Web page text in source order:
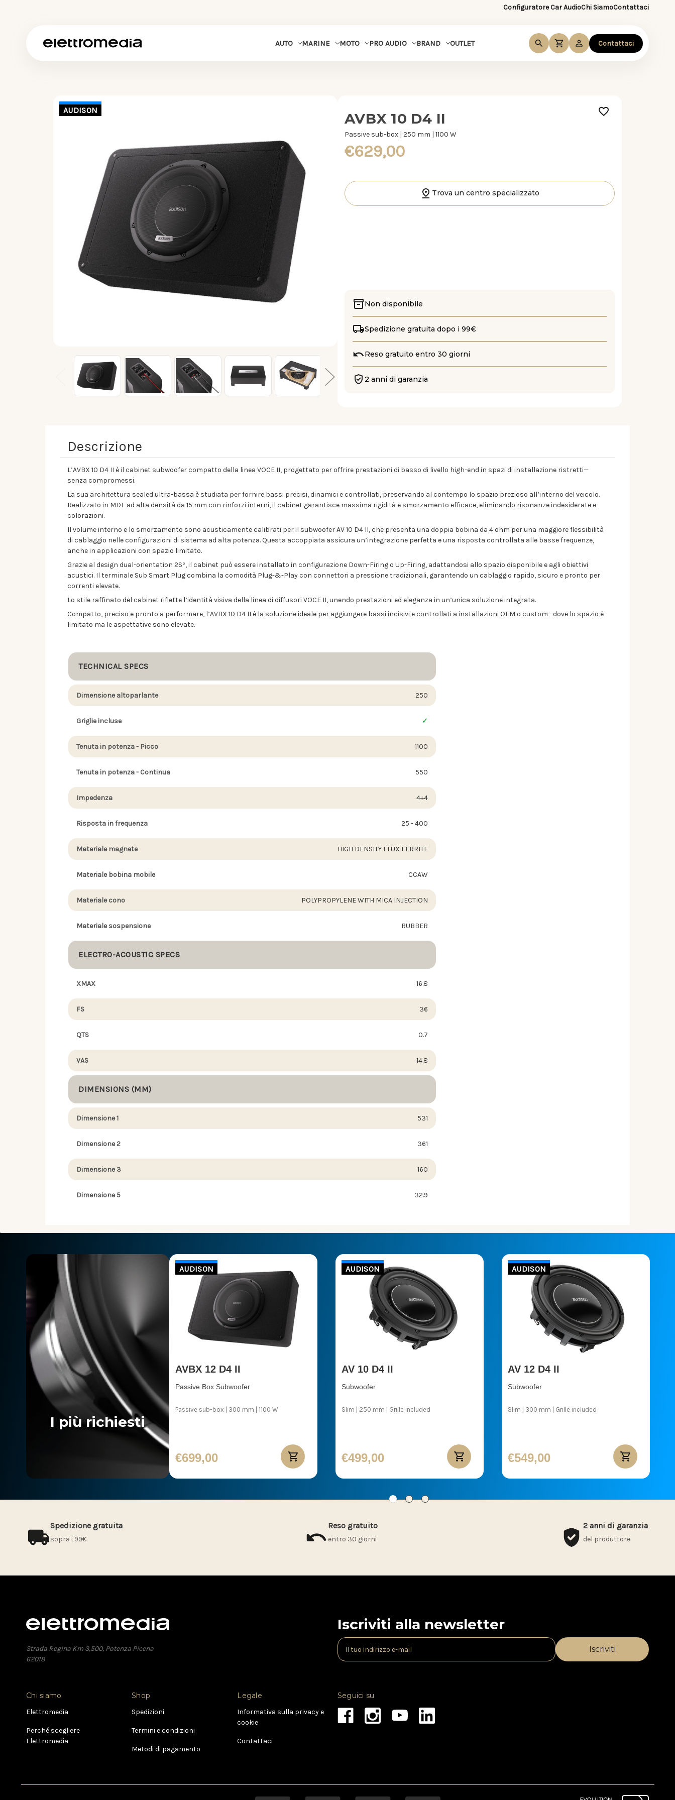
Configuratore Car AudioChi SiamoContattaci
AUTO MARINE MOTO PRO AUDIO BRAND OUTLET Contattaci
AUDISON AVBX 10 D4 II
Passive sub-box | 250 mm | 1100 W
€629,00
Trova un centro specializzato
Non disponibile
Spedizione gratuita dopo i 99€
Reso gratuito entro 30 giorni
2 anni di garanzia
Descrizione
L’AVBX 10 D4 II è il cabinet subwoofer compatto della linea VOCE II, progettato per offrire prestazioni di basso di livello high-end in spazi di installazione ristretti—
senza compromessi.
La sua architettura sealed ultra-bassa è studiata per fornire bassi precisi, dinamici e controllati, preservando al contempo lo spazio prezioso all’interno del veicolo.
Realizzato in MDF ad alta densità da 15 mm con rinforzi interni, il cabinet garantisce massima rigidità e smorzamento efficace, eliminando risonanze indesiderate e
colorazioni.
Il volume interno e lo smorzamento sono acusticamente calibrati per il subwoofer AV 10 D4 II, che presenta una doppia bobina da 4 ohm per una maggiore flessibilità
di cablaggio nelle configurazioni di sistema ad alta potenza. Questa accoppiata assicura un’integrazione perfetta e una risposta controllata alle basse frequenze,
anche in applicazioni con spazio limitato.
Grazie al design dual-orientation 2S², il cabinet può essere installato in configurazione Down-Firing o Up-Firing, adattandosi allo spazio disponibile e agli obiettivi
acustici. Il terminale Sub Smart Plug combina la comodità Plug-&-Play con connettori a pressione tradizionali, garantendo un cablaggio rapido, sicuro e pronto per
correnti elevate.
Lo stile raffinato del cabinet riflette l’identità visiva della linea di diffusori VOCE II, unendo prestazioni ed eleganza in un’unica soluzione integrata.
Compatto, preciso e pronto a performare, l’AVBX 10 D4 II è la soluzione ideale per aggiungere bassi incisivi e controllati a installazioni OEM o custom—dove lo spazio è
limitato ma le aspettative sono elevate.
TECHNICAL SPECS
Dimensione altoparlante 250
Griglie incluse
Tenuta in potenza - Picco 1100
Tenuta in potenza - Continua 550
Impedenza 4+4
Risposta in frequenza 25 - 400
Materiale magnete HIGH DENSITY FLUX FERRITE
Materiale bobina mobile CCAW
Materiale cono POLYPROPYLENE WITH MICA INJECTION
Materiale sospensione RUBBER
ELECTRO-ACOUSTIC SPECS
XMAX 16.8
FS 36
QTS 0.7
VAS 14.8
DIMENSIONS (MM)
Dimensione 1 531
Dimensione 2 361
Dimensione 3 160
Dimensione 5 32.9
I più richiesti
AUDISON
AVBX 12 D4 II
Passive Box Subwoofer
Passive sub-box | 300 mm | 1100 W
€699,00
AUDISON
AV 10 D4 II
Subwoofer
Slim | 250 mm | Grille included
€499,00
AUDISON
AV 12 D4 II
Subwoofer
Slim | 300 mm | Grille included
€549,00
Spedizione gratuita
sopra i 99€
Reso gratuito
entro 30 giorni
2 anni di garanzia
del produttore
Strada Regina Km 3,500, Potenza Picena
62018
Iscriviti alla newsletter
I
n
i
z
Chi siamo
Elettromedia
Perché scegliere
Elettromedia
Shop
Spedizioni
Termini e condizioni
Metodi di pagamento
Legale
Informativa sulla privacy e
cookie
Contattaci
Seguici su